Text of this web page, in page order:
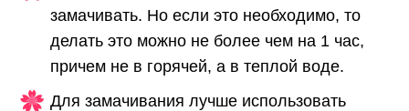
замачивать. Но если это необходимо, то
делать это можно не более чем на 1 час,
причем не в горячей, а в теплой воде.
Для замачивания лучше использовать